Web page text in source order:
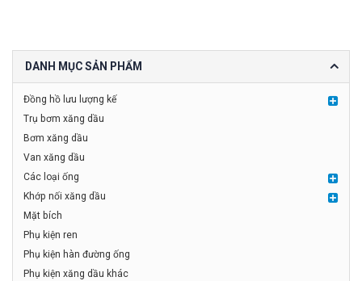
DANH MỤC SẢN PHẨM
Đồng hồ lưu lượng kế
Trụ bơm xăng dầu
Bơm xăng dầu
Van xăng dầu
Các loại ống
Khớp nối xăng dầu
Mặt bích
Phụ kiện ren
Phụ kiện hàn đường ống
Phụ kiện xăng dầu khác